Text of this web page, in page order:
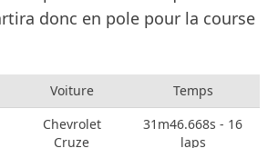
donc en pole pour la course
Voiture Temps
Chevrolet
Cruze
31m46.668s - 16
laps